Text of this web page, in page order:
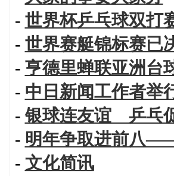
- 世界杯乒乓球双打
- 世界赛艇锦标赛已
- 亨德里蝉联亚洲台
- 中日新闻工作者举
-银球连友谊 乒乓
- 明年争取进前八
- 文化简讯